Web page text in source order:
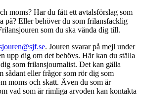
moms? Har du fått ett avtalsförslag som
på? Eller behöver du som frilansfacklig
som du ska vända dig till.
. Jouren svarar på mejl under
upp dig om det behövs. Här kan du ställa
som frilansjournalist. Det kan gälla
sådant eller frågor som rör dig som
moms och skatt. Även du som är
vad som är rimliga arvoden kan kontakta